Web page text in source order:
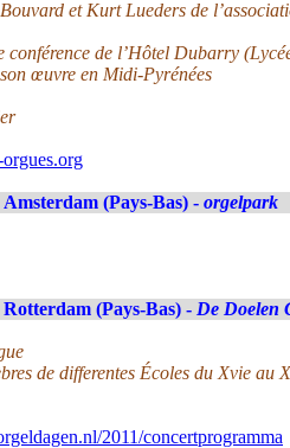
et Kurt Lueders de
conférence de l’Hôtel Dubarry
œuvre en Midi-Pyrénées
Amsterdam (Pays-Bas) - orgelpark
Rotterdam (Pays-Bas) - De Doelen
de differentes Écoles du Xvie au
2011/concertprogramma